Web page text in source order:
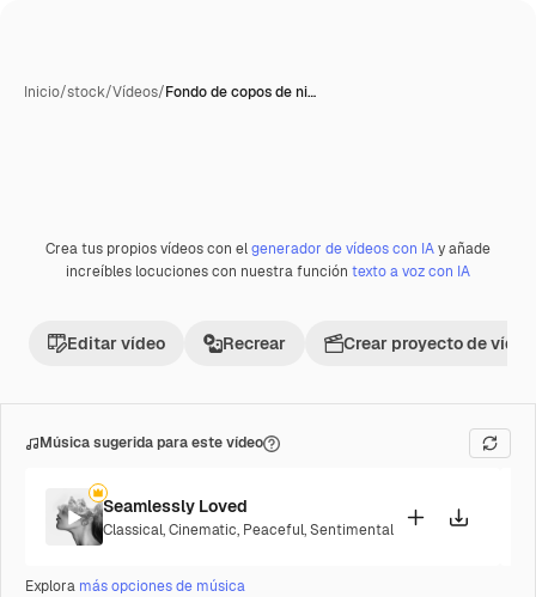
Inicio/stock/Vídeos/Fondo de copos de ni…
Premium
Crea tus propios vídeos con elgenerador de vídeos con IAy añade
increíbles locuciones con nuestra función texto a voz con IA
Editar vídeo Recrear Crear proyecto de vídeo
Música sugerida para este vídeo
Seamlessly Loved
Classical,Cinematic, Peaceful,Sentimental
Explora más opciones de música